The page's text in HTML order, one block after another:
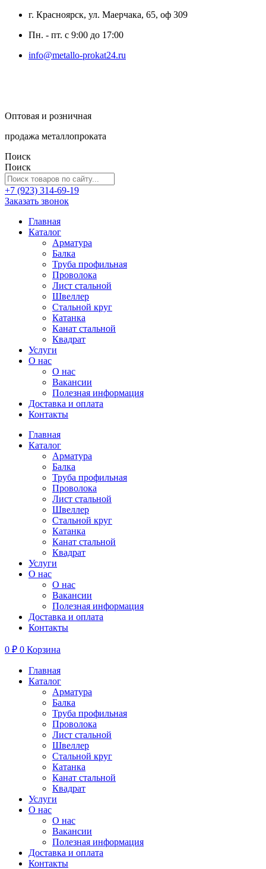
г. Красноярск, ул. Маерчака, 65, оф 309
Пн. - пт. с 9:00 до 17:00
info@metallo-prokat24.ru
Оптовая и розничная
продажа металлопроката
Поиск
Поиск
+7 (923) 314-69-19
Заказать звонок
Главная
Каталог
Арматура
Балка
Труба профильная
Проволока
Лист стальной
Швеллер
Стальной круг
Катанка
Канат стальной
Квадрат
Услуги
О нас
О нас
Вакансии
Полезная информация
Доставка и оплата
Контакты
Главная
Каталог
Арматура
Балка
Труба профильная
Проволока
Лист стальной
Швеллер
Стальной круг
Катанка
Канат стальной
Квадрат
Услуги
О нас
О нас
Вакансии
Полезная информация
Доставка и оплата
Контакты
0 ₽ 0 Корзина
Главная
Каталог
Арматура
Балка
Труба профильная
Проволока
Лист стальной
Швеллер
Стальной круг
Катанка
Канат стальной
Квадрат
Услуги
О нас
О нас
Вакансии
Полезная информация
Доставка и оплата
Контакты